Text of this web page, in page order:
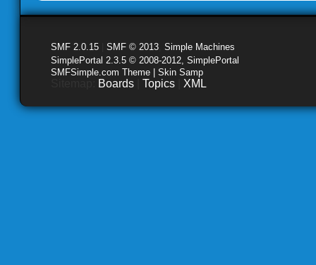
SMF 2.0.15 SMF © 2013 Simple Machines
SimplePortal 2.3.5 © 2008-2012, SimplePortal
SMFSimple.com Theme | Skin Samp
Boards Topics XML